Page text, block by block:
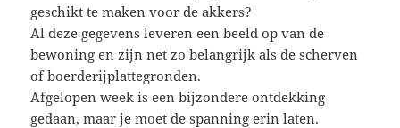
geschikt te maken voor de akkers?
Al deze gegevens leveren een beeld op van de
bewoning en zijn net zo belangrijk als de scherven
of boerderijplattegronden.
Afgelopen week is een bijzondere ontdekking
gedaan, maar je moet de spanning erin laten.